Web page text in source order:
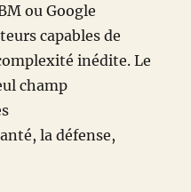
ou Google
capables de
inédite. Le
champ
la défense,